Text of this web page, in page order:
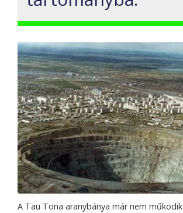
A Tau Tona aranybánya már nem működik